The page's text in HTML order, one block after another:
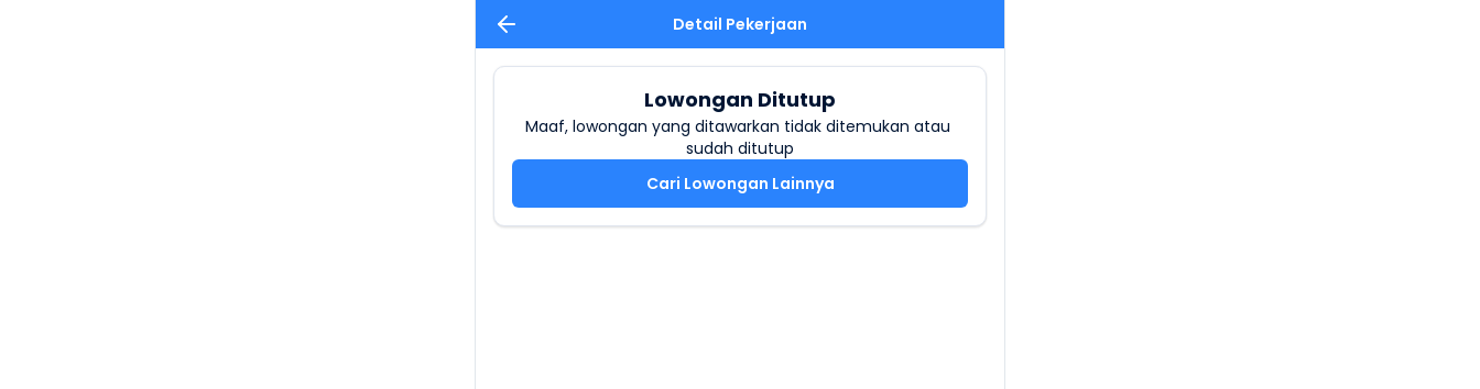
Detail Pekerjaan
Lowongan Ditutup
Maaf, lowongan yang ditawarkan tidak ditemukan atau
sudah ditutup
Cari Lowongan Lainnya